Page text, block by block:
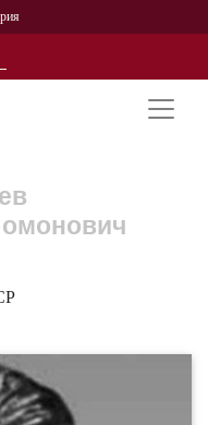
Персоналии
История